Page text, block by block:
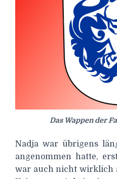
Das Wappen der
Nadja war übrigens
angenommen hatte,
war auch nicht wirklich